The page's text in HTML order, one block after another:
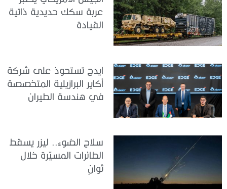
عربة سكك حديدية ذاتية
القيادة
ايدج تستحوذ على شركة
أكاير البرازيلية المتخصصة
في هندسة الطيران
سلاح الضوء.. ليزر يسقط
الطائرات المسيّرة خلال
ثوانٍ